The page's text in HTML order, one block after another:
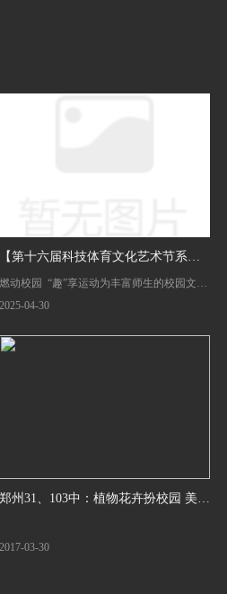
【第十六届科技体育文化艺术节系列
活动】燃动校园 “趣”享运动
燃动校园 “趣”享运动为丰富师生的校园文化
生活，助力学生阳光成长、全面发展，4月30
2025-04-30
郑州31、103中：植物花卉扮校园 美育
2017-03-30